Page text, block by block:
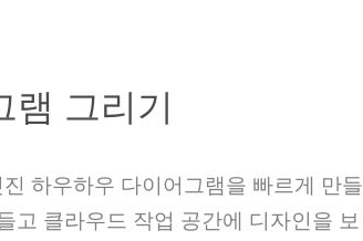
램 그리기
하우하우 다이어그램을 빠르게 만들
고 클라우드 작업 공간에 디자인을 보